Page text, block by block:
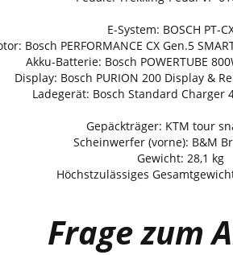
E-System: BOSCH PT-
Bosch PERFORMANCE CX Gen.5
Akku-Batterie: Bosch POWERTUBE
Display: Bosch PURION 200 Display &
Ladegerät: Bosch Standard Charger
Gepäckträger: KTM tour
Scheinwerfer (vorne): B&M
Gewicht: 28,1 kg
Höchstzulässiges
Frage zum